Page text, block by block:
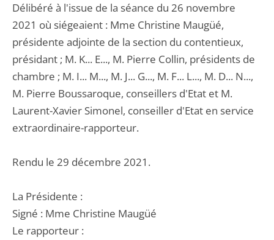
Délibéré à l'issue de la séance du 26 novembre
2021 où siégeaient : Mme Christine Maugüé,
présidente adjointe de la section du contentieux,
présidant ; M. K... E..., M. Pierre Collin, présidents de
chambre ; M. I... M..., M. J... G..., M. F... L..., M. D... N...,
M. Pierre Boussaroque, conseillers d'Etat et M.
Laurent-Xavier Simonel, conseiller d'Etat en service
extraordinaire-rapporteur.
Rendu le 29 décembre 2021.
La Présidente :
Signé : Mme Christine Maugüé
Le rapporteur :